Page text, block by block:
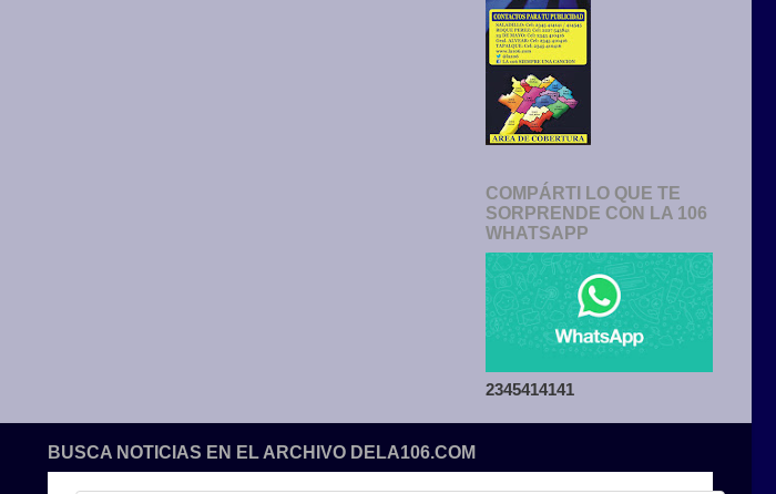
COMPÁRTI LO QUE TE
SORPRENDE CON LA 106
WHATSAPP
2345414141
BUSCA NOTICIAS EN EL ARCHIVO DELA106.COM